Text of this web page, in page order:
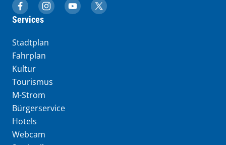
muenchen.de auf Facebook
muenchen.de auf Instagram
muenchen.de auf YouTube
muenchen.de auf X
Services
Stadtplan
Fahrplan
Kultur
Tourismus
M-Strom
Bürgerservice
Hotels
Webcam